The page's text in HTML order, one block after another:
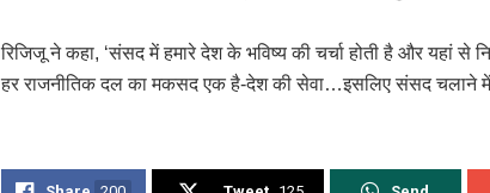
रिजिजू ने कहा, ‘संसद में हमारे देश के भविष्य की चर्चा होती है और यहां से
हर राजनीतिक दल का मकसद एक है-देश की सेवा…इसलिए संसद चलाने में